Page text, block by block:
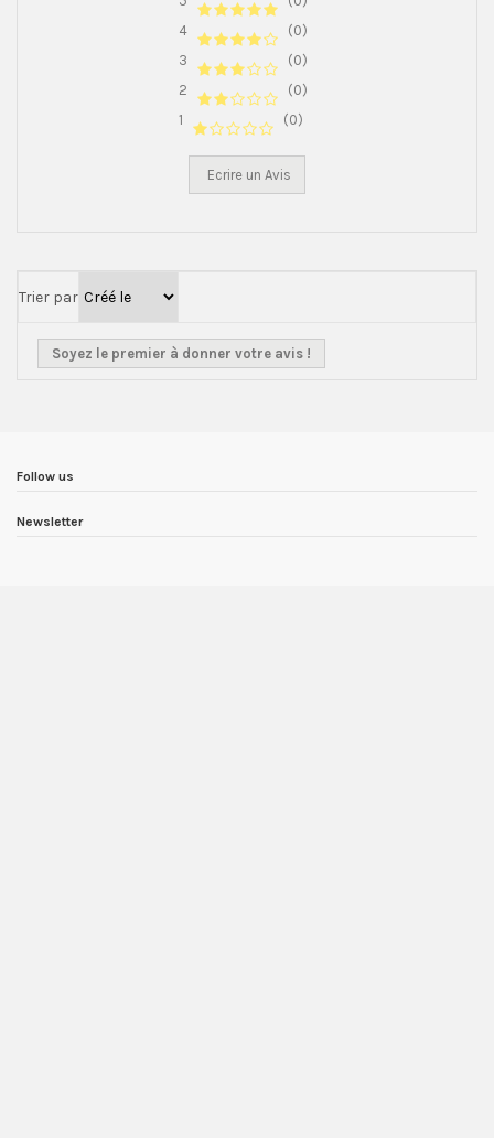
4
(0)
3
(0)
2
(0)
1
(0)
Ecrire un Avis
Trier par
Soyez le premier à donner votre avis !
Follow us
Newsletter